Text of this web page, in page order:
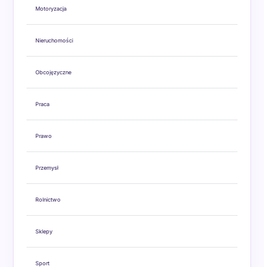
Motoryzacja
Nieruchomości
Obcojęzyczne
Praca
Prawo
Przemysł
Rolnictwo
Sklepy
Sport